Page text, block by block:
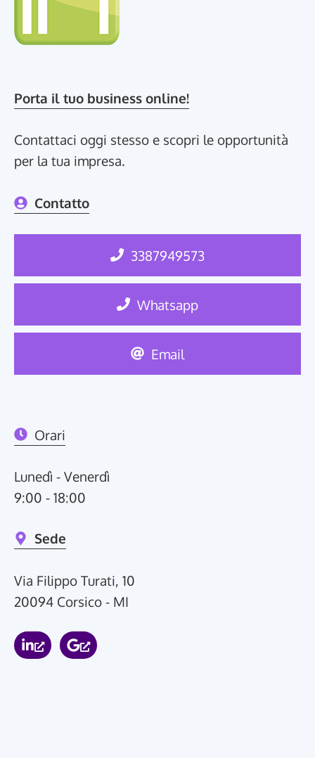
Porta il tuo business online!
Contattaci oggi stesso e scopri le opportunità
per la tua impresa.
Contatto
3387949573
Whatsapp
Email
Orari
Lunedì - Venerdì
9:00 - 18:00
Sede
Via Filippo Turati, 10
20094 Corsico - MI